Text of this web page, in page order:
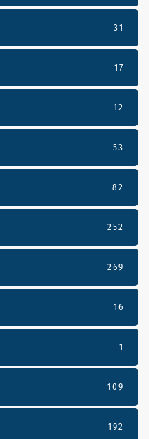
31
17
12
53
82
252
269
16
1
109
192